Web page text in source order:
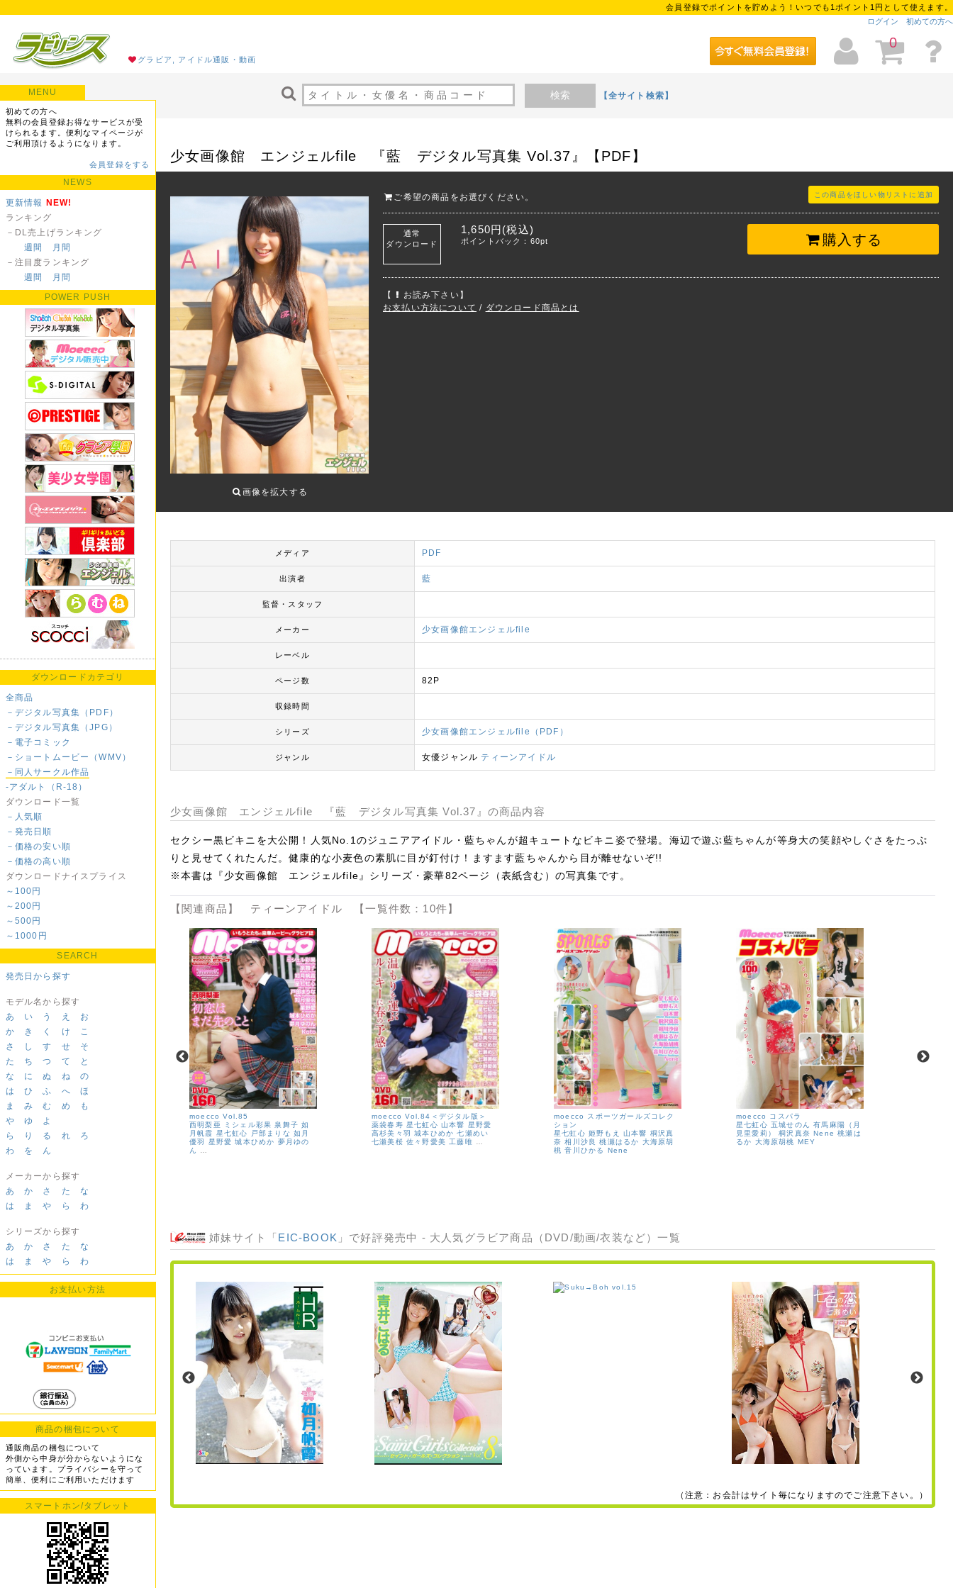
会員登録でポイントを貯めよう！いつでも1ポイント1円として使えます。
ログイン
初めての方へ
グラビア, アイドル通販・動画
0
検索 【全サイト検索】
MENU
初めての方へ
無料の会員登録お得なサービスが受
けられるます。便利なマイページが
ご利用頂けるようになります。
会員登録をする
NEWS
更新情報 NEW!
ランキング
－DL売上げランキング
週間
月間
－注目度ランキング
週間
月間
POWER PUSH
ダウンロードカテゴリ
全商品
－デジタル写真集（PDF）
－デジタル写真集（JPG）
－電子コミック
－ショートムービー（WMV）
－同人サークル作品
-アダルト（R-18）
ダウンロード一覧
－人気順
－発売日順
－価格の安い順
－価格の高い順
ダウンロードナイスプライス
～100円
～200円
～500円
～1000円
SEARCH
発売日から探す
モデル名から探す
あ
い う え
お
か
き く け
こ
さ
し す せ
そ
た
ち つ て
と
な
に ぬ ね
の
は
ひ ふ へ
ほ
ま
み む め
も
や
ゆ
よ
ら
り る れ
ろ
わ
を ん
メーカーから探す
あ
か さ た
な
は
ま や ら わ
シリーズから探す
あ
か さ た
な
は
ま や ら わ
お支払い方法
商品の梱包について
通販商品の梱包について
外側から中身が分からないようにな
っています。プライバシーを守って
簡単、便利にご利用いただけます
スマートホン/タブレット
少女画像館 エンジェルfile 『藍 デジタル写真集 Vol.37』【PDF】
画像を拡大する
ご希望の商品をお選びください。 この商品をほしい物リストに追加
購入する
通常
ダウンロード
1,650円(税込)
ポイントバック：60pt
【
お読み下さい】
お支払い方法について / ダウンロード商品とは
メディア PDF
出演者 藍
監督・スタッフ
メーカー 少女画像館エンジェルfile
レーベル
ページ数 82P
収録時間
シリーズ 少女画像館エンジェルfile（PDF）
ジャンル 女優ジャンル ティーンアイドル
少女画像館 エンジェルfile 『藍 デジタル写真集 Vol.37』の商品内容
セクシー黒ビキニを大公開！人気No.1のジュニアアイドル・藍ちゃんが超キュートなビキニ姿で登場。海辺で遊ぶ藍ちゃんが等身大の笑顔やしぐさをたっぷ
りと見せてくれたんだ。健康的な小麦色の素肌に目が釘付け！ますます藍ちゃんから目が離せないぞ!!
※本書は『少女画像館 エンジェルfile』シリーズ・豪華82ページ（表紙含む）の写真集です。
【関連商品】 ティーンアイドル 【一覧件数：10件】
moecco ピュアホワイト 11＜デジ
タル版＞
MEY
姫野もえ 音川ひかる
美々羽
有馬麻陽（月見里愛莉）
咲陽菜
梨々香
moecco Vol.85
西明梨亜
ミシェル彩果 泉舞子 如
月帆霞 星七虹心 戸部まりな 如月
優羽
星野愛 城本ひめか 夢月ゆの
ん
moecco Vol.84＜デジタル版＞
薬袋春寿 星七虹心 山本響 星野愛
高杉美々羽 城本ひめか 七瀬めい
七瀬美桜 佐々野愛美 工藤唯
moecco スポーツガールズコレク
ション
星七虹心 姫野もえ 山本響 桐沢真
奈 相川沙良 桃瀬はるか 大海原胡
桃 音川ひかる Nene
moecco コスパラ
星七虹心 五城せのん
有馬麻陽（月
見里愛莉）
桐沢真奈 Nene 桃瀬は
るか 大海原胡桃 MEY
姉妹サイト「EIC-BOOK 」で好評発売中 - 大人気グラビア商品（DVD/動画/衣装など）一覧
（注意：お会計はサイト毎になりますのでご注意下さい。）